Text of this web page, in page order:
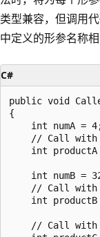
类型兼容，但调用
中定义的形参名称相
C#
public void
{
int numA =
// Call with
int
int numB =
// Call
int
// Call